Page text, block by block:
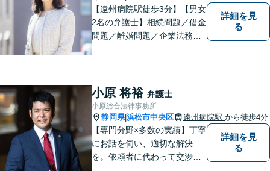
【遠州病院駅徒歩3分】【男女
2名の弁護士】相続問題／借金
問題／離婚問題／企業法務な
詳細を見
る
小原 将裕 弁護士
小原総合法律事務所
静岡県|浜松市中央区 遠州病院駅 から徒歩4分
【専門分野×多数の実績】丁寧
にお話を伺い、適切な解決
を。依頼者に代わって交渉・
詳細を見
る